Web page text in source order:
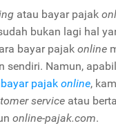
atau bayar pajak
bukan lagi hal
bayar pajak online
sendiri. Namun,
bayar pajak online,
service atau
online-pajak.com.